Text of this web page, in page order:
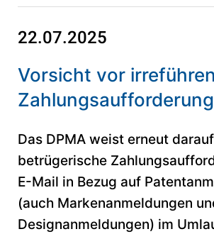
22.07.2025
Vorsicht vor
Das DPMA weist erneut
betrügerische
E-Mail in Bezug auf
(auch Markenanmeldungen
Designanmeldungen) im